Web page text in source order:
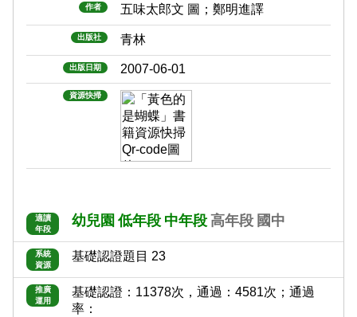
作者 五味太郎文 圖；鄭明進譯
出版社 青林
出版日期 2007-06-01
資源快掃
適讀
年段
幼兒園 低年段 中年段 高年段 國中
系統
資源
基礎認證題目 23
推廣
運用
基礎認證：11378次，通過：4581次；通過
率：